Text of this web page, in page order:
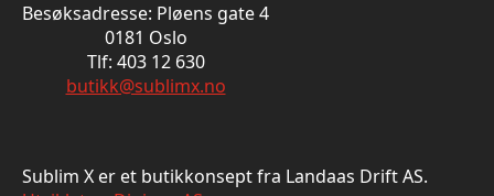
Besøksadresse: Pløens gate 4
0181 Oslo
Tlf: 403 12 630
butikk@sublimx.no
Sublim X er et butikkonsept fra Landaas Drift AS.